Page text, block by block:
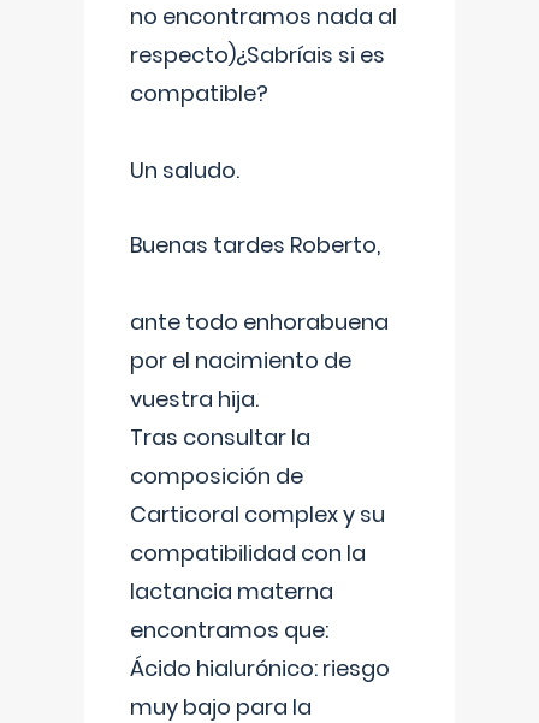
no encontramos nada al
respecto)¿Sabríais si es
compatible?
Un saludo.
Buenas tardes Roberto,
ante todo enhorabuena
por el nacimiento de
vuestra hija.
Tras consultar la
composición de
Carticoral complex y su
compatibilidad con la
lactancia materna
encontramos que:
Ácido hialurónico: riesgo
muy bajo para la